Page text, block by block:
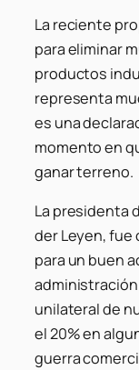
La reciente
para eliminar
productos
representa
es una
momento en
ganar terreno.
La presidenta
der Leyen, fue
para un buen
unilateral de
el 20% en
guerra